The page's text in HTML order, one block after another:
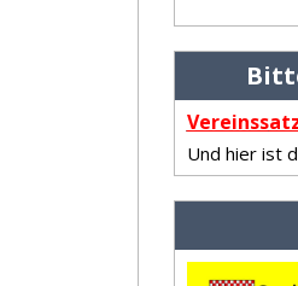
Vereinss
Und hier ist